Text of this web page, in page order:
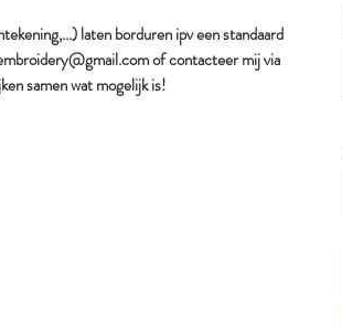
laten borduren ipv een standaard
of contacteer mij via
samen wat mogelijk is!